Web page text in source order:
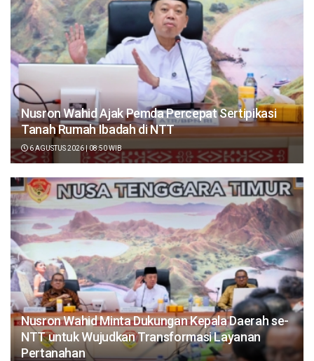
Nusron Wahid Ajak Pemda Percepat Sertipikasi
Tanah Rumah Ibadah di NTT
6 AGUSTUS 2026 | 08:50 WIB
Nusron Wahid Minta Dukungan Kepala Daerah se-
NTT untuk Wujudkan Transformasi Layanan
Pertanahan